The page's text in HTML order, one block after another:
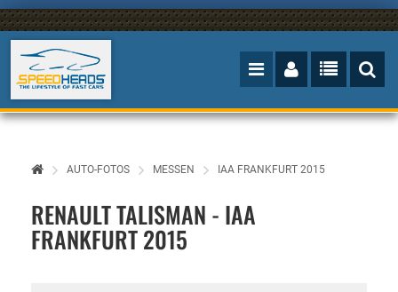
AUTO-FOTOS MESSEN IAA FRANKFURT 2015
RENAULT TALISMAN - IAA
FRANKFURT 2015